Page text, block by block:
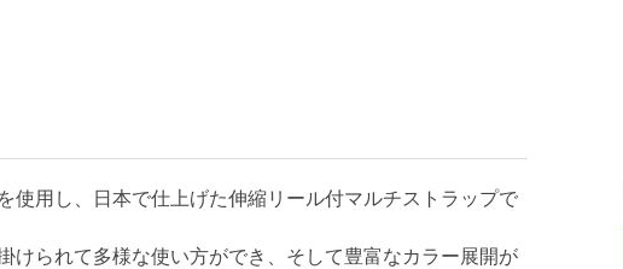
使用し、日本で仕上げた伸縮リール付マルチストラップで
けられて多様な使い方ができ、そして豊富なカラー展開が